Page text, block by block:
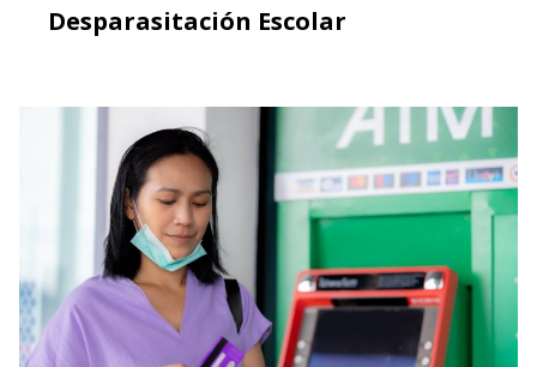
Desparasitación Escolar